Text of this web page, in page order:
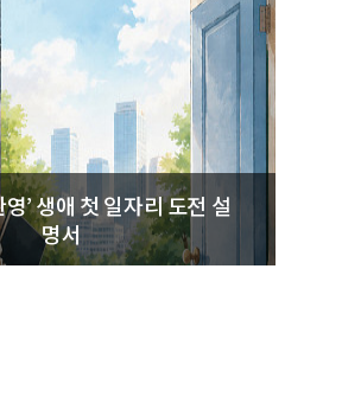
생애 첫 일자리 도전 설
명서